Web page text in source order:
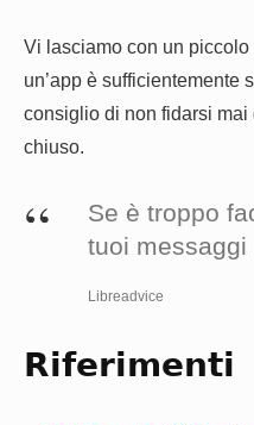
Vi lasciamo con un
un’app è sufficientemente
consiglio di non fidarsi
chiuso.
Se è troppo
tuoi messaggi
Libreadvice
Riferimenti